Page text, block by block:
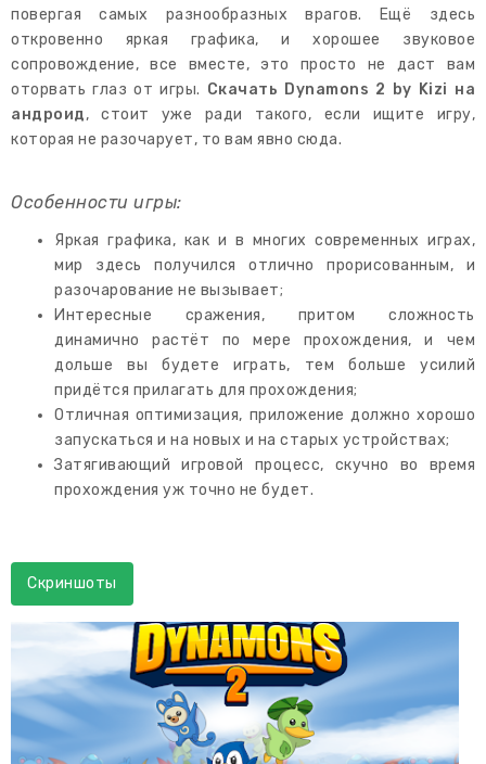
повергая самых разнообразных врагов. Ещё здесь
откровенно яркая графика, и хорошее звуковое
сопровождение, все вместе, это просто не даст вам
оторвать глаз от игры. Скачать Dynamons 2 by Kizi на
андроид, стоит уже ради такого, если ищите игру,
которая не разочарует, то вам явно сюда.
Особенности игры:
Яркая графика, как и в многих современных играх,
мир здесь получился отлично прорисованным, и
разочарование не вызывает;
Интересные сражения, притом сложность
динамично растёт по мере прохождения, и чем
дольше вы будете играть, тем больше усилий
придётся прилагать для прохождения;
Отличная оптимизация, приложение должно хорошо
запускаться и на новых и на старых устройствах;
Затягивающий игровой процесс, скучно во время
прохождения уж точно не будет.
Скриншоты